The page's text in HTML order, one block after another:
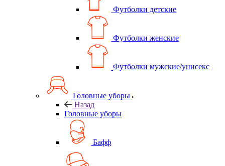
Футболки детские
Футболки женские
Футболки мужские/унисекс
Головные уборы
Назад
Головные уборы
Бафф